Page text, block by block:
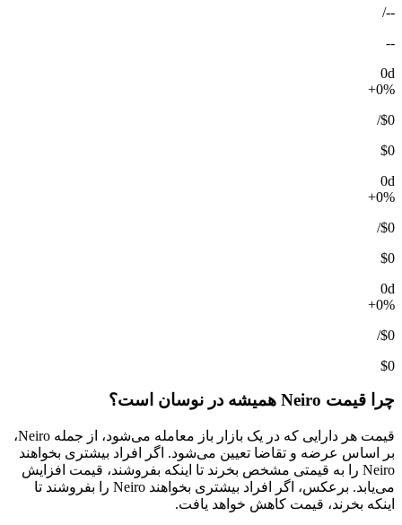
--
/
--
0d
+0%
$0
/
$0
0d
+0%
$0
/
$0
0d
+0%
$0
/
$0
چرا قیمت Neiro همیشه در نوسان است؟
قیمت هر دارایی که در یک بازار باز معامله می‌شود، از جمله Neiro،
بر اساس عرضه و تقاضا تعیین می‌شود. اگر افراد بیشتری بخواهند
Neiro را به قیمتی مشخص بخرند تا اینکه بفروشند، قیمت افزایش
می‌یابد. برعکس، اگر افراد بیشتری بخواهند Neiro را بفروشند تا
اینکه بخرند، قیمت کاهش خواهد یافت.